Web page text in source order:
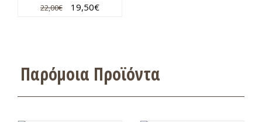
22,00€ 19,50€
Παρόμοια Προϊόντα